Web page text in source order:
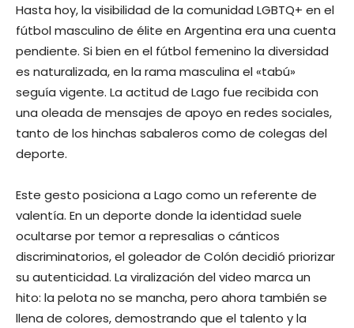
Hasta hoy, la visibilidad de la comunidad LGBTQ+ en el
fútbol masculino de élite en Argentina era una cuenta
pendiente. Si bien en el fútbol femenino la diversidad
es naturalizada, en la rama masculina el «tabú»
seguía vigente. La actitud de Lago fue recibida con
una oleada de mensajes de apoyo en redes sociales,
tanto de los hinchas sabaleros como de colegas del
deporte.
Este gesto posiciona a Lago como un referente de
valentía. En un deporte donde la identidad suele
ocultarse por temor a represalias o cánticos
discriminatorios, el goleador de Colón decidió priorizar
su autenticidad. La viralización del video marca un
hito: la pelota no se mancha, pero ahora también se
llena de colores, demostrando que el talento y la